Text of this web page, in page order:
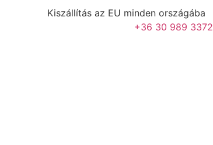
Kiszállítás az EU minden országába
+36 30 989 3372